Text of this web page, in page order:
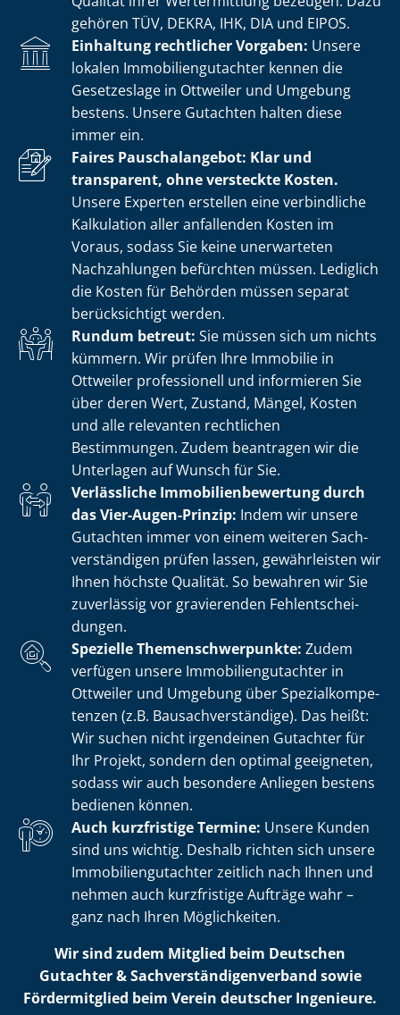
gehören TÜV, DEKRA, IHK, DIA und EIPOS.
Einhaltung rechtlicher Vorgaben: Unsere
lokalen Im­mo­bi­li­en­gut­ach­ter kennen die
Gesetzeslage in Ottweiler und Umgebung
bestens. Unsere Gutachten halten diese
immer ein.
Faires Pauschalangebot: Klar und
transparent, ohne versteckte Kosten.
Unsere Experten erstellen eine verbindliche
Kalkulation aller anfallenden Kosten im
Voraus, sodass Sie keine unerwarteten
Nachzahlungen befürchten müssen. Lediglich
die Kosten für Behörden müssen separat
berücksichtigt werden.
Rundum betreut: Sie müssen sich um nichts
kümmern. Wir prüfen Ihre Immobilie in
Ottweiler professionell und informieren Sie
über deren Wert, Zustand, Mängel, Kosten
und alle relevanten rechtlichen
Bestimmungen. Zudem beantragen wir die
Unterlagen auf Wunsch für Sie.
Verlässliche Im­mo­bi­li­en­be­wer­tung durch
das Vier-Augen-Prinzip: Indem wir unsere
Gutachten immer von einem weiteren Sach­
ver­stän­di­gen prüfen lassen, gewährleisten wir
Ihnen höchste Qualität. So bewahren wir Sie
zuverlässig vor gravierenden Fehl­ent­schei­
dun­gen.
Spezielle The­men­schwer­punk­te: Zudem
verfügen unsere Im­mo­bi­li­en­gut­ach­ter in
Ottweiler und Umgebung über Spe­zi­al­kom­pe­
ten­zen (z.B. Bau­sach­ver­stän­di­ge). Das heißt:
Wir suchen nicht irgendeinen Gutachter für
Ihr Projekt, sondern den optimal geeigneten,
sodass wir auch besondere Anliegen bestens
bedienen können.
Auch kurzfristige Termine: Unsere Kunden
sind uns wichtig. Deshalb richten sich unsere
Im­mo­bi­li­en­gut­ach­ter zeitlich nach Ihnen und
nehmen auch kurzfristige Aufträge wahr –
ganz nach Ihren Möglichkeiten.
Wir sind zudem Mitglied beim Deutschen
Gutachter & Sach­ver­stän­di­gen­ver­band sowie
Fördermitglied beim Verein deutscher Ingenieure.